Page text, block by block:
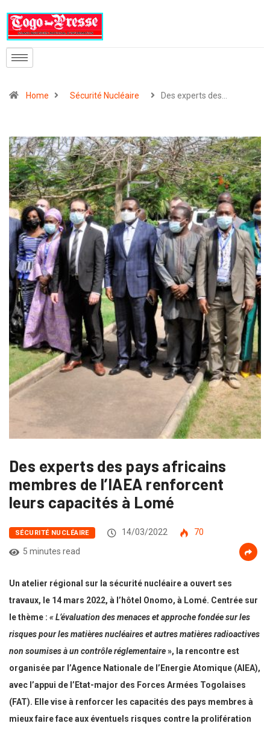
Home Sécurité Nucléaire Des experts des…
Des experts des pays africains
membres de l’IAEA renforcent
leurs capacités à Lomé
SÉCURITÉ NUCLÉAIRE 14/03/2022
70
5 minutes read
Un atelier régional sur la sécurité nucléaire a ouvert ses
travaux, le 14 mars 2022, à l’hôtel Onomo, à Lomé. Centrée sur
le thème : « L’évaluation des menaces et approche fondée sur les
risques pour les matières nucléaires et autres matières radioactives
non soumises à un contrôle réglementaire», la rencontre est
organisée par l’Agence Nationale de l’Energie Atomique (AIEA),
avec l’appui de l’Etat-major des Forces Armées Togolaises
(FAT). Elle vise à renforcer les capacités des pays membres à
mieux faire face aux éventuels risques contre la prolifération